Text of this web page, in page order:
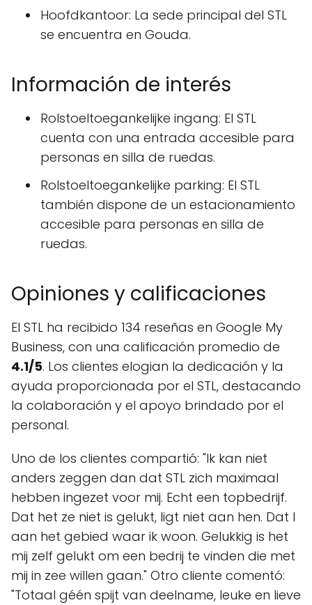
Hoofdkantoor: La sede principal del STL
se encuentra en Gouda.
Información de interés
Rolstoeltoegankelijke ingang: El STL
cuenta con una entrada accesible para
personas en silla de ruedas.
Rolstoeltoegankelijke parking: El STL
también dispone de un estacionamiento
accesible para personas en silla de
ruedas.
Opiniones y calificaciones
El STL ha recibido 134 reseñas en Google My
Business, con una calificación promedio de
4.1/5. Los clientes elogian la dedicación y la
ayuda proporcionada por el STL, destacando
la colaboración y el apoyo brindado por el
personal.
Uno de los clientes compartió: "Ik kan niet
anders zeggen dan dat STL zich maximaal
hebben ingezet voor mij. Echt een topbedrijf.
Dat het ze niet is gelukt, ligt niet aan hen. Dat l
aan het gebied waar ik woon. Gelukkig is het
mij zelf gelukt om een bedrij te vinden die met
mij in zee willen gaan." Otro cliente comentó:
"Totaal géén spijt van deelname, leuke en lieve